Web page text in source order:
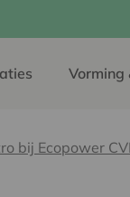
Vorming
bij Ecopower